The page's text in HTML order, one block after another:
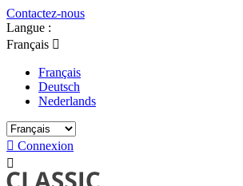
Contactez-nous
Langue :
Français 
Français
Deutsch
Nederlands
 Connexion
